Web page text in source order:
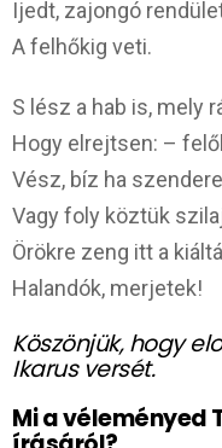
Ijedt, zajongó
A felhőkig veti.
S lész a hab is, mely
Hogy elrejtsen: –
Vész, bíz ha
Vagy foly köztük
Örökre zeng itt a
Halandók, merjetek!
Köszönjük, hogy
Ikarus versét.
Mi a véleményed